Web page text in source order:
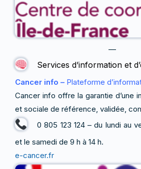
—
Services d’information et
Cancer info – Plateforme
Cancer info offre la garantie d’une
et sociale de référence, validée,
0 805 123 124 – du lundi au
et le samedi de 9 h à 14 h.
e-cancer.fr